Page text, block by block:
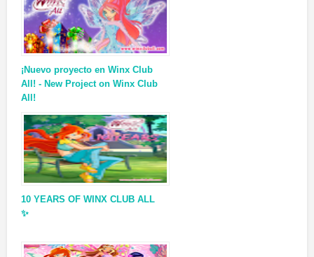
¡Nuevo proyecto en Winx Club
All! - New Project on Winx Club
All!
10 YEARS OF WINX CLUB ALL
✨